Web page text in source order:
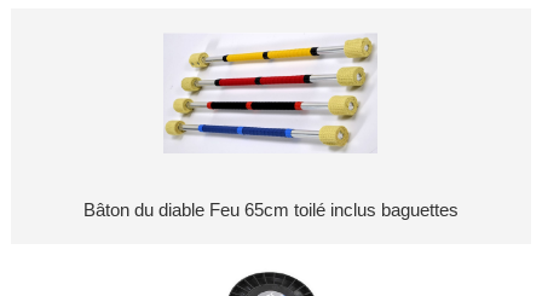
Bâton du diable Feu 65cm toilé inclus baguettes